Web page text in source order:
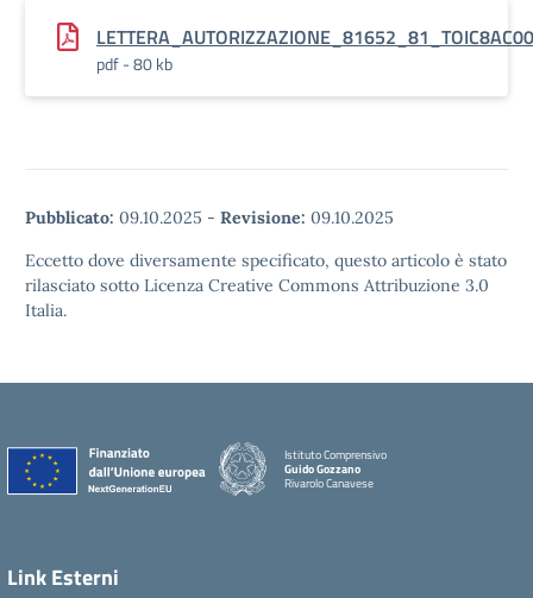
pdf - 80 kb
Pubblicato: 09.10.2025 - Revisione: 09.10.2025
Eccetto dove diversamente specificato, questo articolo è stato
rilasciato sotto Licenza Creative Commons Attribuzione 3.0
Italia.
Istituto Comprensivo
Guido Gozzano
Rivarolo Canavese
Link Esterni